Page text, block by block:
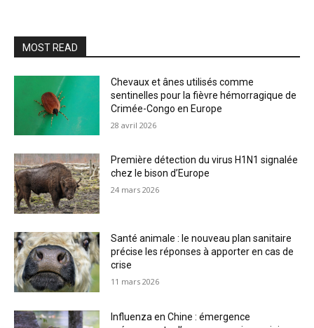
MOST READ
Chevaux et ânes utilisés comme
sentinelles pour la fièvre hémorragique de
Crimée-Congo en Europe
28 avril 2026
Première détection du virus H1N1 signalée
chez le bison d’Europe
24 mars 2026
Santé animale : le nouveau plan sanitaire
précise les réponses à apporter en cas de
crise
11 mars 2026
Influenza en Chine : émergence